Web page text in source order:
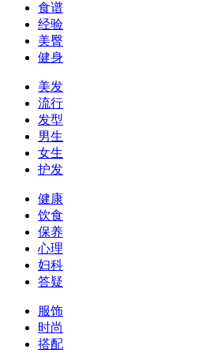
食谱
经验
美臀
健身
美发
流行
发型
男生
女生
护发
健康
饮食
保养
心理
妇科
答疑
服饰
时尚
搭配